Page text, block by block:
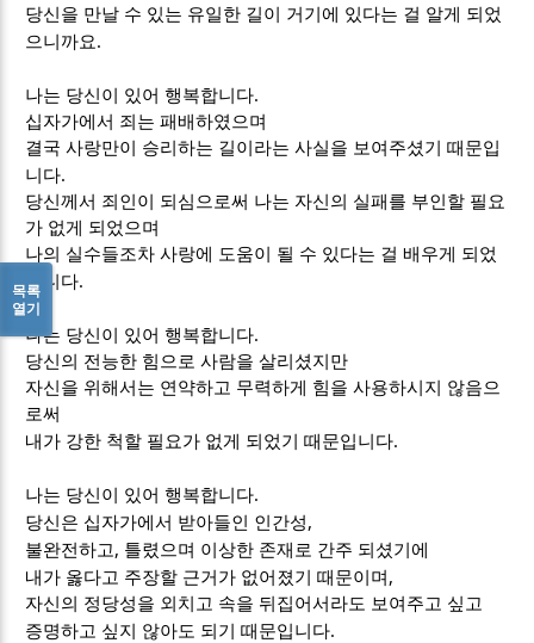
당신을 만날 수 있는 유일한 길이 거기에 있다는 걸 알게 되었
으니까요.
나는 당신이 있어 행복합니다.
십자가에서 죄는 패배하였으며
결국 사랑만이 승리하는 길이라는 사실을 보여주셨기 때문입
니다.
당신께서 죄인이 되심으로써 나는 자신의 실패를 부인할 필요
가 없게 되었으며
나의 실수들조차 사랑에 도움이 될 수 있다는 걸 배우게 되었
습니다.
나는 당신이 있어 행복합니다.
당신의 전능한 힘으로 사람을 살리셨지만
자신을 위해서는 연약하고 무력하게 힘을 사용하시지 않음으
로써
내가 강한 척할 필요가 없게 되었기 때문입니다.
나는 당신이 있어 행복합니다.
당신은 십자가에서 받아들인 인간성,
불완전하고, 틀렸으며 이상한 존재로 간주 되셨기에
내가 옳다고 주장할 근거가 없어졌기 때문이며 ,
자신의 정당성을 외치고 속을 뒤집어서라도 보여주고 싶고
증명하고 싶지 않아도 되기 때문입니다.
목록
열기